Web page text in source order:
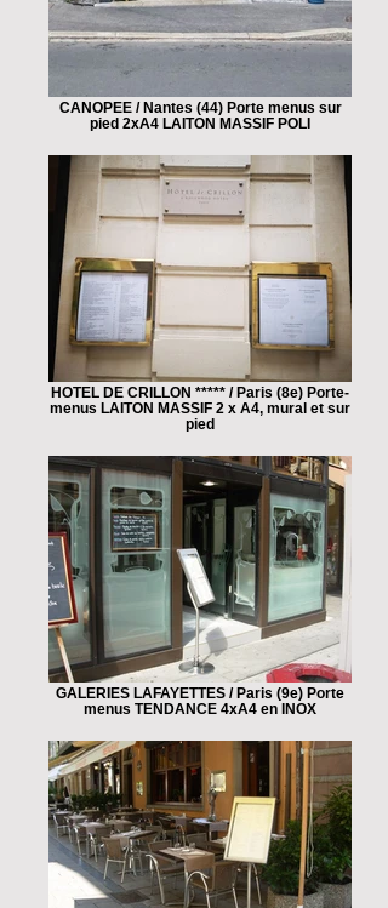
CANOPEE / Nantes (44) Porte menus sur
pied 2xA4 LAITON MASSIF POLI
HOTEL DE CRILLON ***** / Paris (8e) Porte-
menus LAITON MASSIF 2 x A4, mural et sur
pied
GALERIES LAFAYETTES / Paris (9e) Porte
menus TENDANCE 4xA4 en INOX